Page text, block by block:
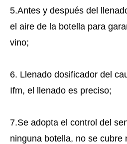
5.Antes y después del
el aire de la botella para
vino;
6. Llenado dosificador del
Ifm, el llenado es preciso;
7.Se adopta el control del
ninguna botella, no se cubre